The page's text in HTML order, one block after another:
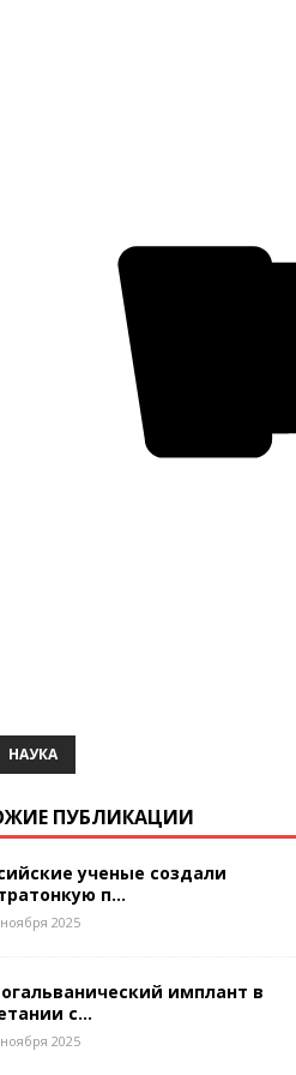
НАУКА
ПУБЛИКАЦИИ
ученые создали
п...
2025
имплант в
с...
2025